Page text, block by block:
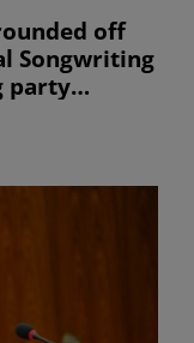
off
Songwriting
party